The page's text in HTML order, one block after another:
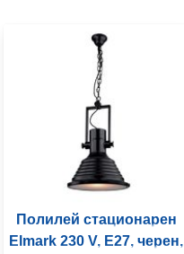
Полилей стационарен
Elmark 230 V, E27, черен,